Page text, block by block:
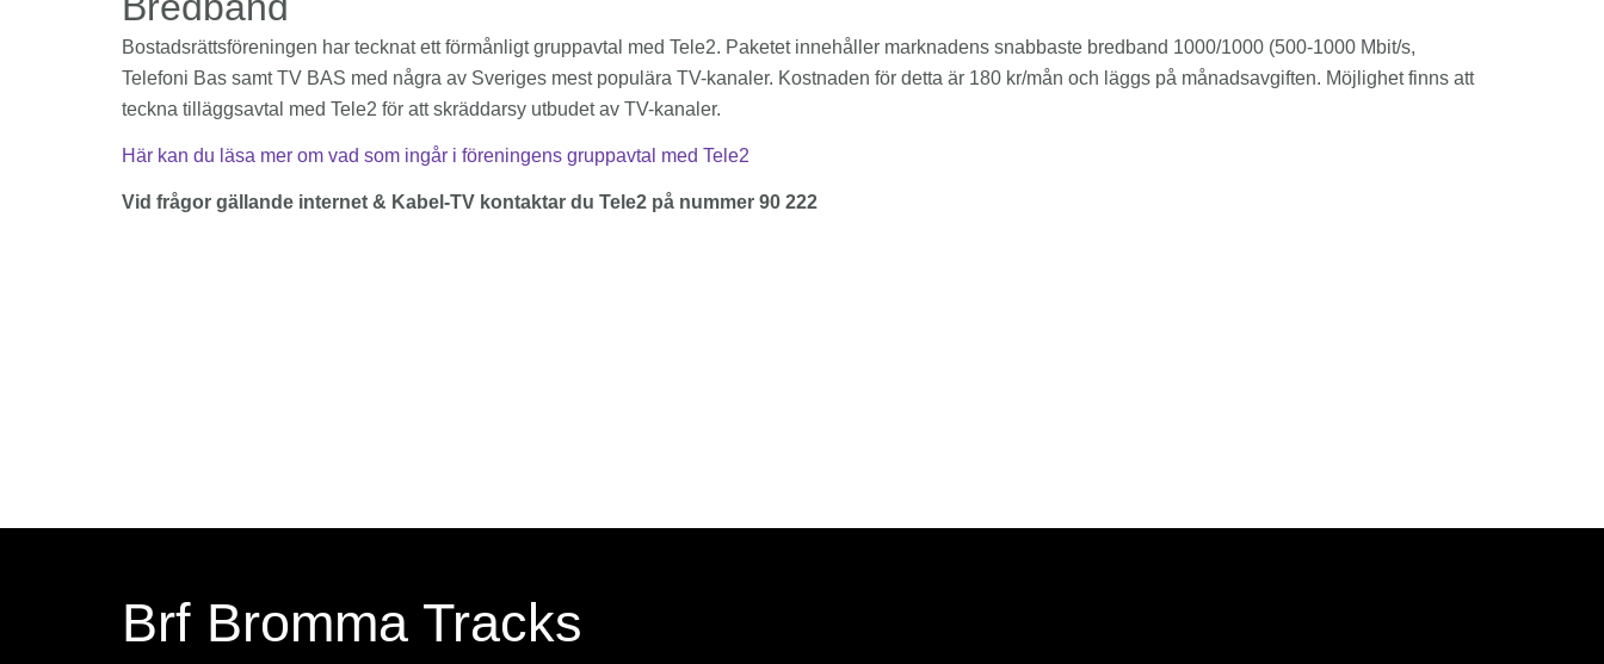
Bostadsrättsföreningen har tecknat ett förmånligt gruppavtal med Tele2. Paketet innehåller marknadens snabbaste bredband 1000/1000 (500-1000 Mbit/s,
Telefoni Bas samt TV BAS med några av Sveriges mest populära TV-kanaler. Kostnaden för detta är 180 kr/mån och läggs på månadsavgiften. Möjlighet finns att
teckna tilläggsavtal med Tele2 för att skräddarsy utbudet av TV-kanaler.
Här kan du läsa mer om vad som ingår i föreningens gruppavtal med Tele2
Vid frågor gällande internet & Kabel-TV kontaktar du Tele2 på nummer 90 222
Brf Bromma Tracks